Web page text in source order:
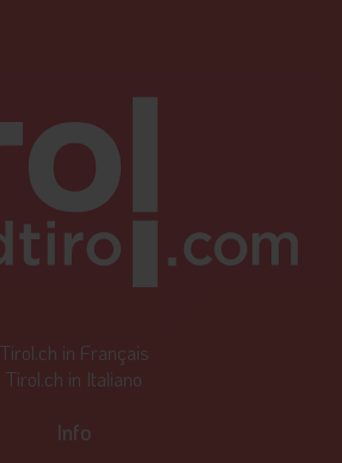
Tirol.ch in Français
Tirol.ch in Italiano
Info